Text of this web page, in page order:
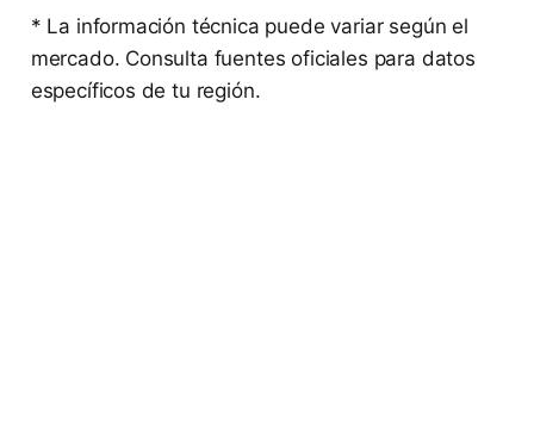
* La información técnica puede variar según el
mercado. Consulta fuentes oficiales para datos
específicos de tu región.